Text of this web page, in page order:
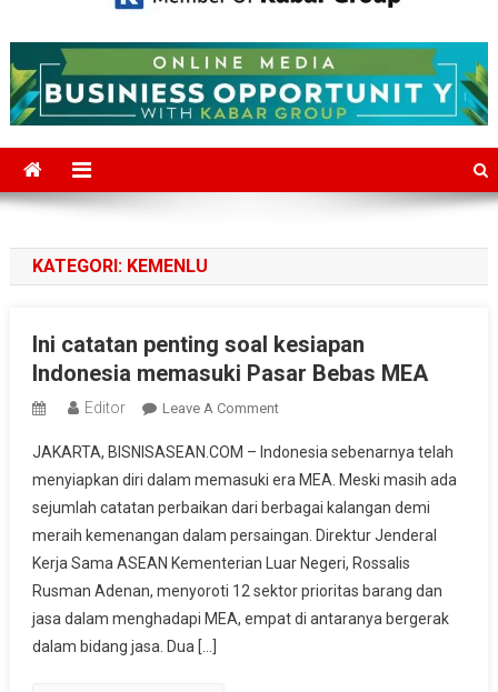
Mediajakarta.com
KATEGORI: KEMENLU
Ini catatan penting soal kesiapan
Indonesia memasuki Pasar Bebas MEA
Editor Leave A CommentOn
Catatan
Penting
Soal
Kesiapan
Indonesia
Memasuki
Pasar
JAKARTA, BISNISASEAN.COM – Indonesia sebenarnya telah
menyiapkan diri dalam memasuki era MEA. Meski masih ada
sejumlah catatan perbaikan dari berbagai kalangan demi
meraih kemenangan dalam persaingan. Direktur Jenderal
Kerja Sama ASEAN Kementerian Luar Negeri, Rossalis
Rusman Adenan, menyoroti 12 sektor prioritas barang dan
jasa dalam menghadapi MEA, empat di antaranya bergerak
dalam bidang jasa. Dua […]